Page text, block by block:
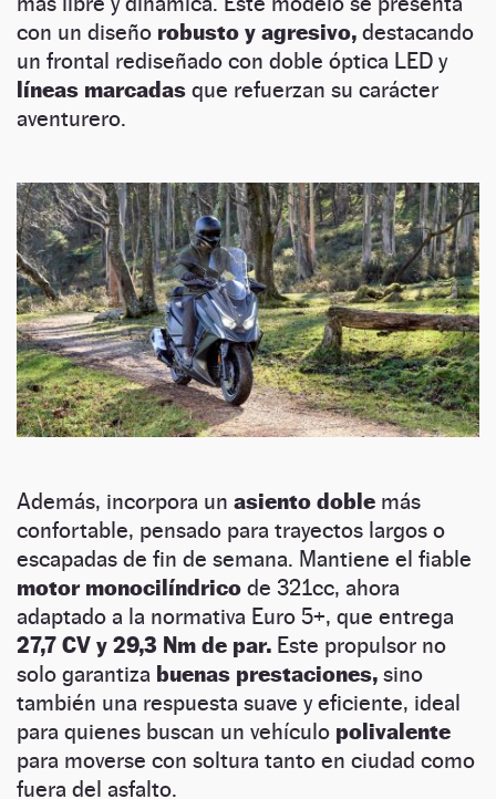
con un diseño robusto y agresivo, destacando
un frontal rediseñado con doble óptica LED y
líneas marcadas que refuerzan su carácter
aventurero.
Además, incorpora un asiento doble más
confortable, pensado para trayectos largos o
escapadas de fin de semana. Mantiene el fiable
motor monocilíndrico de 321cc, ahora
adaptado a la normativa Euro 5+, que entrega
27,7 CV y 29,3 Nm de par. Este propulsor no
solo garantiza buenas prestaciones, sino
también una respuesta suave y eficiente, ideal
para quienes buscan un vehículo polivalente
para moverse con soltura tanto en ciudad como
fuera del asfalto.